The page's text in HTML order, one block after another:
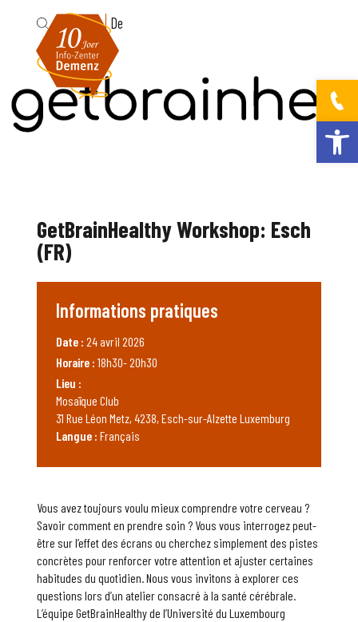
Ouvrir la
Fr De
Vous avez toujours voulu mieux comprendre votre cerveau ?
Savoir comment en prendre soin ? Vous vous interrogez peut-
être sur l’effet des écrans ou cherchez simplement des pistes
concrètes pour renforcer votre attention et ajuster certaines
habitudes du quotidien. Nous vous invitons à explorer ces
questions lors d’un atelier consacré à la santé cérébrale.
L’équipe GetBrainHealthy de l’Université du Luxembourg
GetBrainHealthy Workshop: Esch
(FR)
Informations pratiques
Date : 24 avril 2026
Horaire : 18h30- 20h30
Lieu :
Mosaïque Club
31 Rue Léon Metz, 4238, Esch-sur-Alzette Luxemburg
Langue : Français